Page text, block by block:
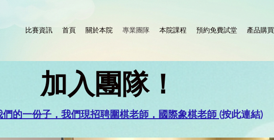
比賽資訊 首頁 關於本院 專業團隊 本院課程 預約免費試堂 產品購買
加入團隊！
們的一份子，我們現招聘圍棋老師，國際象棋老師 (按此連結)